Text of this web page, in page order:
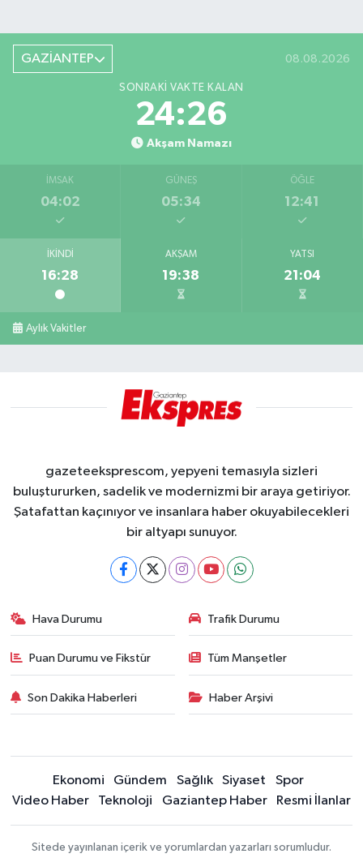
GAZİANTEP 08.08.2026
SONRAKI VAKTE KALAN
24:26
Akşam Namazı
İMSAK
04:02
GÜNEŞ
05:34
ÖĞLE
12:41
İKINDI
16:28
AKŞAM
19:38
YATSI
21:04
Aylık Vakitler
gazeteeksprescom, yepyeni temasıyla sizleri
buluştururken, sadelik ve modernizmi bir araya getiriyor.
Şatafattan kaçınıyor ve insanlara haber okuyabilecekleri
bir altyapı sunuyor.
Hava Durumu Trafik Durumu
Puan Durumu ve Fikstür Tüm Manşetler
Son Dakika Haberleri Haber Arşivi
Ekonomi Gündem Sağlık Siyaset
Spor
Video Haber
Teknoloji Gaziantep Haber Resmi İlanlar
Sitede yayınlanan içerik ve yorumlardan yazarları sorumludur.